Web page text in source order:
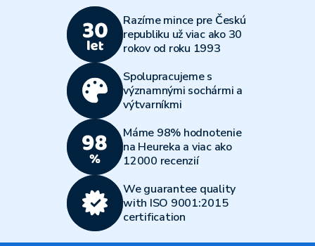
Razíme mince pre Českú
republiku už viac ako 30
rokov od roku 1993
Spolupracujeme s
významnými sochármi a
výtvarníkmi
Máme 98% hodnotenie
na Heureka a viac ako
12000 recenzií
We guarantee quality
with ISO 9001:2015
certification